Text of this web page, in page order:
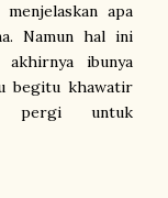
apa
Namun hal ini
ibunya
begitu khawatir
pergi untuk